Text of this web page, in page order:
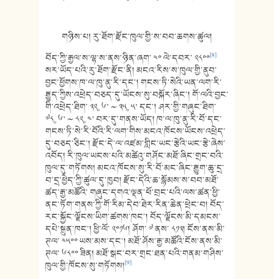
གཉིས་པ། རུ་ཐོག་རྫོང་ཁུལ་གྱི་ས་བབ་ཆགས་ཚུལ།
བོད་ཀྱི་རྒྱལ་ས་ལྷ་ས་ནས་ཉིན་ཞག་ ༤༠ ལེ་དབར་ ༢༨༠༠[8]
སར་ཡོད་པའི་རུ་ཐོག་རྫོང་ནི། མངའ་རིས་ས་ཁུལ་གྱི་ནུབ་
བྱང་ཕྱོགས་ཁ་ལ་ཁུ་ནུ་རི་དང་། གངས་ཏི་སེའི་ཡན་ལག་རི་
རྒྱུད་ཀྱིས་འཕྲེད་བཅད་དུ་ཡོངས་སུ་བསྐོར་ཞིང་། གོ་ལའི་བྱང་
གི་འཕྲེད་ཐིག་ ༣༢༚ ༦’ 〜 ༣༥༚ ༥’ དང་། ཤར་གྱི་གཞུང་ཐིག་
༧༨༚ ༦’ 〜 ༨༢༚ ༤’ བར་དུ་གནས་ཡོད། ཁ་ལ་ཁུ་ནུ་རི་བོ་དང་
གངས་ཏི་སེ་རི་བོའི་རི་ལག་གིས་མངའ་ཁོངས་ཡོངས་འཕྲེད་
དུ་བཅད་ཅིང་། རྫོང་དེ་ལ་འཛམ་གླིང་ཡང་རྩེའི་ཡང་རྩེ་ཞེས་
འབོད། རི་ཁུལ་ཡངས་པའི་མཚེའུ་གཤོང་མཐོ་ཞིང་གྲང་བའི་
ཁུལ་དུ་གཏོགས། མངའ་ཁོངས་སུ་རི་བོ་མང་ཞིང་རྒྱུག་ཆུ་དྲ་
བ་དྲ་ཕྱེད་ཀྱི་ཚུལ་དུ་ཁྱབ། རྫོང་དེའི་ཆ་སྙོམས་ས་བབ་མཐོ་
ཚད་རྒྱ་མཚོའི་ གཞུང་དགའ་ལྡན་ཕོ་བྲང་པའི་ལས་ཚན་ཕྱི་
ནང་ཏོག་གནས་ཀྱི་གོ་རིམ་དེབ་ཐེར་རིན་ཆེན་ཕྲེང་བ། བོད་
རང་སྐྱོང་ལྗོངས་ཡིག་ཚགས་ཁང་། བོད་ལྗོངས་མི་དམངས་
དཔེ་སྐྲུན་ཁང་། ཕྱི་ལོ་ ༢༠༡༦། ཤོག་ ༧ ནས་ ༨༡༣། ངོས་ནས་མི་
ཊལ་ ༤༥༠༠ ཡས་མས་དང་། མཐོ་ཤོས་རྒྱ་མཚོའི་ངོས་ནས་མི་
ཊལ་ ༦༨༠༠ ཟིན། མཐོ་སྒང་བར་གྲང་ཐན་པའི་གནམ་གཤིས་
ཁུལ་གྱི་ཁོངས་སུ་གཏོགས།[9]